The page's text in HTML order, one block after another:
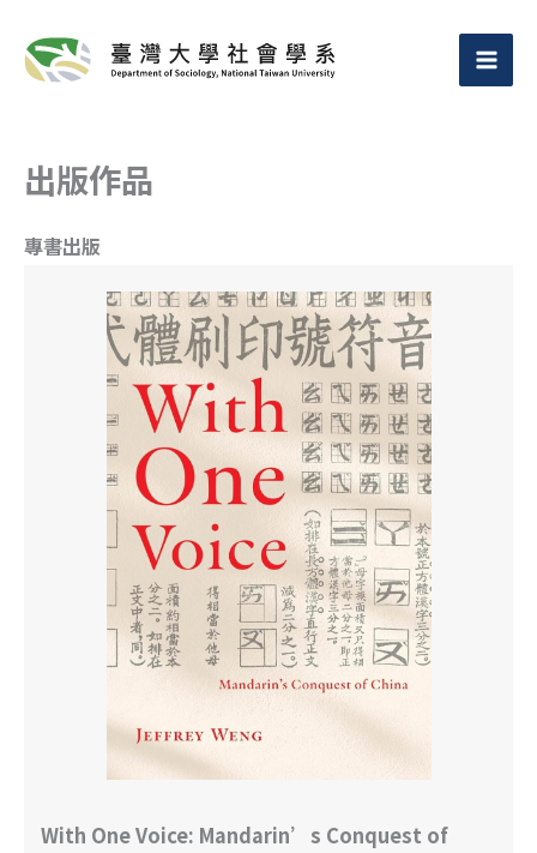
出版作品
專書出版
With One Voice: Mandarin’s Conquest of